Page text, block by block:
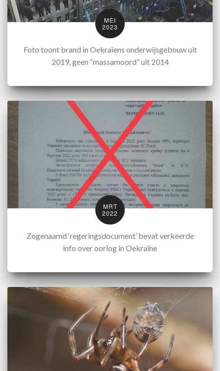
MEI
2023
Foto toont brand in Oekraïens onderwijsgebouw uit
2019, geen “massamoord” uit 2014
MRT
2022
Zogenaamd ‘regeringsdocument’ bevat verkeerde
info over oorlog in Oekraïne